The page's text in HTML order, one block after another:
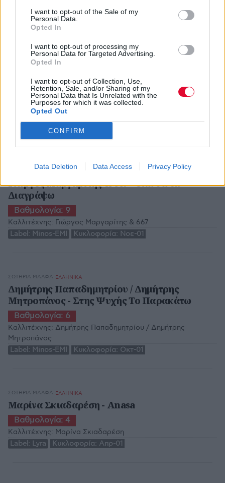
I want to opt-out of the Sale of my
Personal Data.
Opted In
I want to opt-out of processing my
Personal Data for Targeted Advertising.
Opted In
I want to opt-out of Collection, Use,
Retention, Sale, and/or Sharing of my
Personal Data that Is Unrelated with the
Purposes for which it was collected.
Opted Out
CONFIRM
Data Deletion Data Access Privacy Policy
Βαθμολογία: 8
Καλλιτέχνης: Μίκης Θεοδωράκης - Γιάννης Πάριος
ΣΩΤΗΡΊΑ ΜΆΛΦΑ ΕΛΛΗΝΙΚΑ
Οι Απέναντι - Το Παρελθόν Θυμήθηκα (cd
single)
Καλλιτέχνης:
Sony Κυκλοφορία:
Γιώργος Μαργαρίτης & 667 - Όλα θα τα
Διαγράψω
Βαθμολογία: 9
Καλλιτέχνης: Γιώργος Μαργαρίτης & 667
Label: Minos-EMI Κυκλοφορία: Νοε-01
ΣΩΤΗΡΊΑ ΜΆΛΦΑ ΕΛΛΗΝΙΚΑ
Δημήτρης Παπαδημητρίου / Δημήτρης
Μητροπάνος - Στης Ψυχής Το Παρακάτω
Βαθμολογία: 6
Καλλιτέχνης: Δημήτρης Παπαδημητρίου / Δημήτρης
Μητροπάνος
Label: Minos-EMI Κυκλοφορία: Οκτ-01
ΣΩΤΗΡΊΑ ΜΆΛΦΑ ΕΛΛΗΝΙΚΑ
Mαρίνα Σκιαδαρέση - Anasa
Βαθμολογία: 4
Καλλιτέχνης: Mαρίνα Σκιαδαρέση
Label: Lyra Κυκλοφορία: Απρ-01